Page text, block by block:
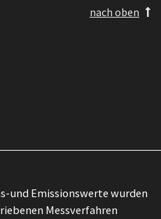
nach oben
und Emissionswerte wurden
Messverfahren